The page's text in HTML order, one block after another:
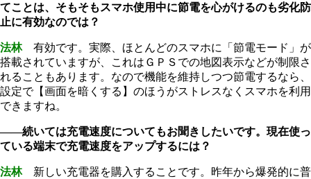
てことは、そもそもスマホ使用中に節電を心がけるのも劣化防
止に有効なのでは？
法林有効です。実際、ほとんどのスマホに「節電モード」が
搭載されていますが、これはＧＰＳでの地図表示などが制限さ
れることもあります。なので機能を維持しつつ節電するなら、
設定で【画面を暗くする】のほうがストレスなくスマホを利用
できますね。
――続いては充電速度についてもお聞きしたいです。現在使っ
ている端末で充電速度をアップするには？
法林新しい充電器を購入することです。昨年から爆発的に普